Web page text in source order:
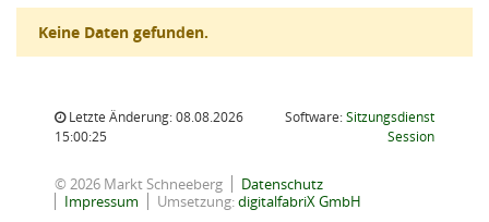
Keine Daten gefunden.
Letzte Änderung: 08.08.2026
15:00:25
Software:Sitzungsdienst
Session(Wird in
© 2026 Markt Schneeberg
Datenschutz
Impressum
Umsetzung:digitalfabriX GmbH